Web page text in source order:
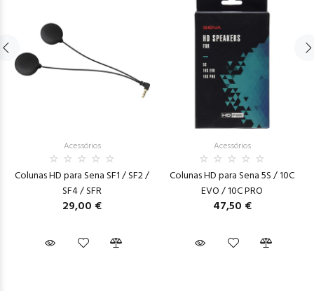
Acessórios
Colunas HD para Sena SF1 / SF2 /
SF4 / SFR
29,00 €
Acessórios
Colunas HD para Sena 5S / 10C
EVO / 10C PRO
47,50 €